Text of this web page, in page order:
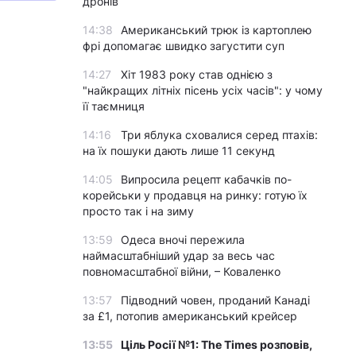
14:38
Американський трюк із картоплею
фрі допомагає швидко загустити суп
14:27
Хіт 1983 року став однією з
"найкращих літніх пісень усіх часів": у чому
її таємниця
14:16
Три яблука сховалися серед птахів:
на їх пошуки дають лише 11 секунд
14:05
Випросила рецепт кабачків по-
корейськи у продавця на ринку: готую їх
просто так і на зиму
13:59
Одеса вночі пережила
наймасштабніший удар за весь час
повномасштабної війни, – Коваленко
13:57
Підводний човен, проданий Канаді
за £1, потопив американський крейсер
13:55 Ціль Росії №1: The Times розповів,